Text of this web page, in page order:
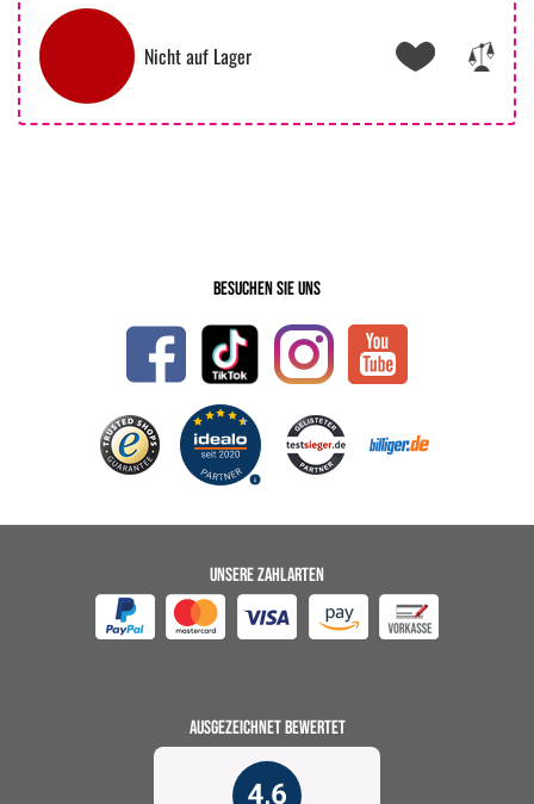
Nicht auf Lager
Besuchen Sie uns
UNSERE ZAHLARTEN
AUSGEZEICHNET BEWERTET